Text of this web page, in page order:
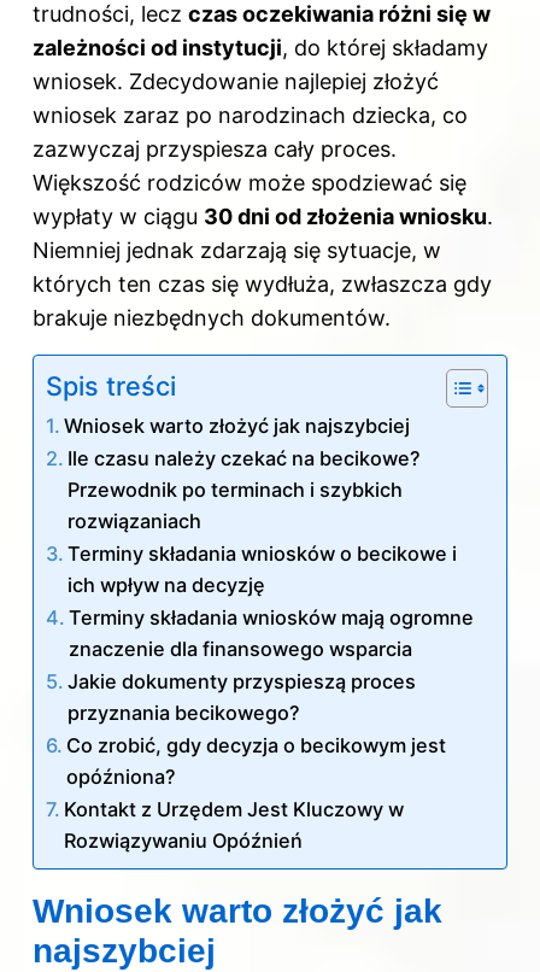
trudności, lecz czas oczekiwania różni się w
zależności od instytucji, do której składamy
wniosek. Zdecydowanie najlepiej złożyć
wniosek zaraz po narodzinach dziecka, co
zazwyczaj przyspiesza cały proces.
Większość rodziców może spodziewać się
wypłaty w ciągu 30 dni od złożenia wniosku.
Niemniej jednak zdarzają się sytuacje, w
których ten czas się wydłuża, zwłaszcza gdy
brakuje niezbędnych dokumentów.
Spis treści
Wniosek warto złożyć jak najszybciej
Ile czasu należy czekać na becikowe?
Przewodnik po terminach i szybkich
rozwiązaniach
Terminy składania wniosków o becikowe i
ich wpływ na decyzję
Terminy składania wniosków mają ogromne
znaczenie dla finansowego wsparcia
Jakie dokumenty przyspieszą proces
przyznania becikowego?
Co zrobić, gdy decyzja o becikowym jest
opóźniona?
Kontakt z Urzędem Jest Kluczowy w
Rozwiązywaniu Opóźnień
Wniosek warto złożyć jak
najszybciej